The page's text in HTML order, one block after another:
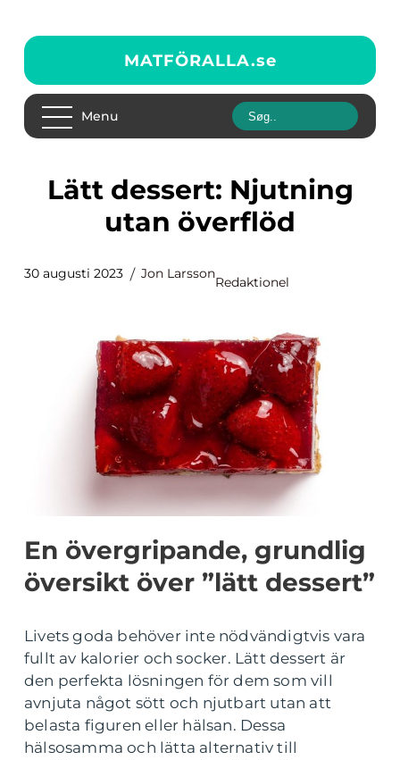
MATFÖRALLA.se
Menu
Lätt dessert: Njutning
utan överflöd
30 augusti 2023 Jon Larsson
Redaktionel
En övergripande, grundlig
översikt över ”lätt dessert”
Livets goda behöver inte nödvändigtvis vara
fullt av kalorier och socker. Lätt dessert är
den perfekta lösningen för dem som vill
avnjuta något sött och njutbart utan att
belasta figuren eller hälsan. Dessa
hälsosamma och lätta alternativ till